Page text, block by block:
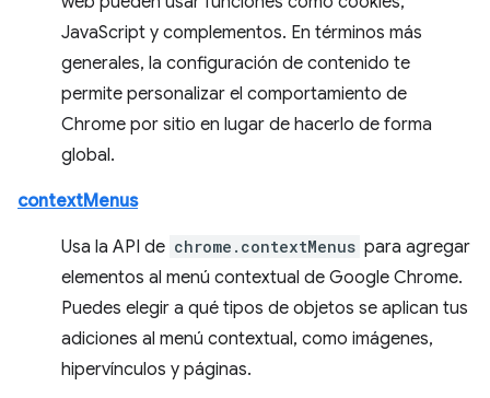
JavaScript y complementos. En términos más
generales, la configuración de contenido te
permite personalizar el comportamiento de
Chrome por sitio en lugar de hacerlo de forma
global.
contextMenus
Usa la API de chrome.contextMenus para agregar
elementos al menú contextual de Google Chrome.
Puedes elegir a qué tipos de objetos se aplican tus
adiciones al menú contextual, como imágenes,
hipervínculos y páginas.